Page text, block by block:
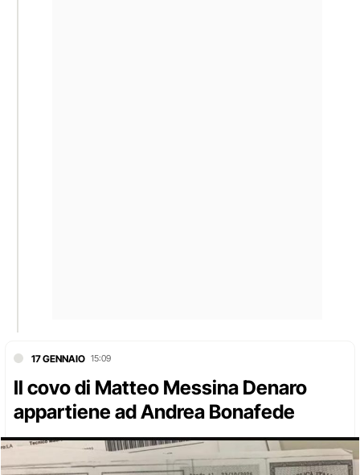
17 GENNAIO 15:09
Il covo di Matteo Messina Denaro
appartiene ad Andrea Bonafede